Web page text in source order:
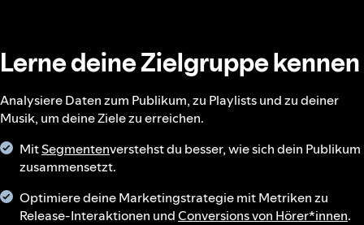
Lerne deine Zielgruppe kennen
Analysiere Daten zum Publikum, zu Playlists und zu deiner
Musik, um deine Ziele zu erreichen.
MitSegmentenverstehst du besser, wie sich dein Publikum
zusammensetzt.
Optimiere deine Marketingstrategie mit Metriken zu
Release-Interaktionen undConversions von Hörer*innen.